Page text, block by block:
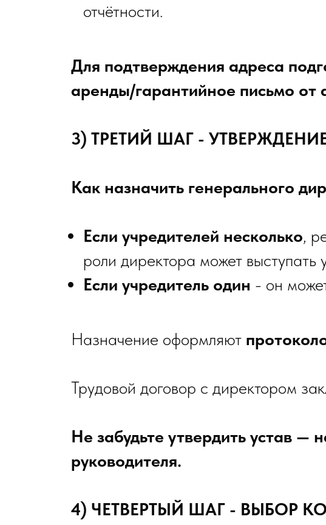
отчётности.
Для подтверждения адреса
аренды/гарантийное письмо от
3) ТРЕТИЙ ШАГ -
Как назначить генерального
Если учредителей несколько,
роли директора может выступать
Если учредитель один - он
Назначение оформляют
Трудовой договор с директором
Не забудьте утвердить устав —
руководителя.
4) ЧЕТВЕРТЫЙ ШАГ - ВЫБОР